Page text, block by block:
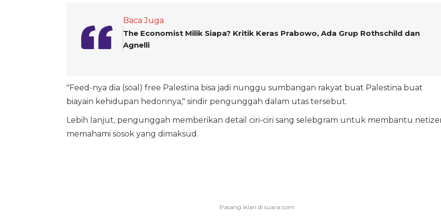
Baca Juga
The Economist Milik Siapa? Kritik Keras Prabowo, Ada Grup Rothschild dan
Agnelli
"Feed-nya dia (soal) free Palestina bisa jadi nunggu sumbangan rakyat buat Palestina buat
biayain kehidupan hedonnya," sindir pengunggah dalam utas tersebut.
Lebih lanjut, pengunggah memberikan detail ciri-ciri sang selebgram untuk membantu
memahami sosok yang dimaksud.